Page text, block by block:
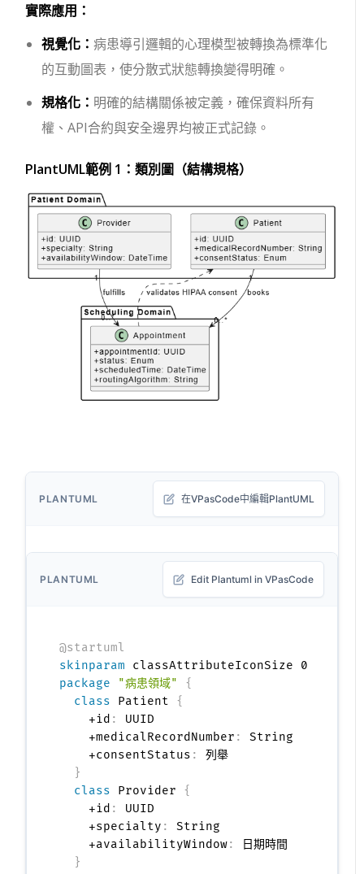
實際應用：
視覺化：病患導引邏輯的心理模型被轉換為標準化
的互動圖表，使分散式狀態轉換變得明確。
規格化： 明確的結構關係被定義，確保資料所有
權、API合約與安全邊界均被正式記錄。
PlantUML範例 1：類別圖（結構規格）
PLANTUML 在VPasCode中編輯PlantUML
PLANTUML Edit Plantuml in VPasCode
@startuml
skinparam
package
"病患領域"
{
class Patient {
    +id
:
UUID
    +medicalRecordNumber
:
String
    +consentStatus
:
列舉
}
class Provider {
    +id
:
UUID
    +specialty
:
String
    +availabilityWindow
:
日期時間
}